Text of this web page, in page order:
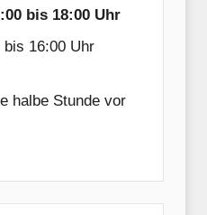
bis 18:00 Uhr
bis 16:00 Uhr
halbe Stunde vor